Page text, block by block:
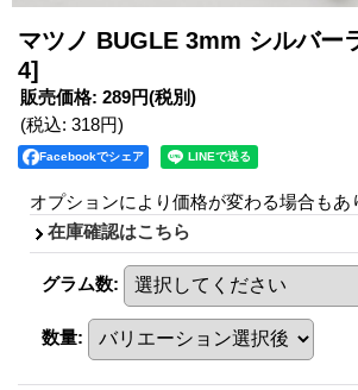
マツノ BUGLE 3mm シルバー
4]
販売価格: 289円(税別)
(税込: 318円)
Facebookでシェア
オプションにより価格が変わる場合もあ
在庫確認はこちら
グラム数:
数量: